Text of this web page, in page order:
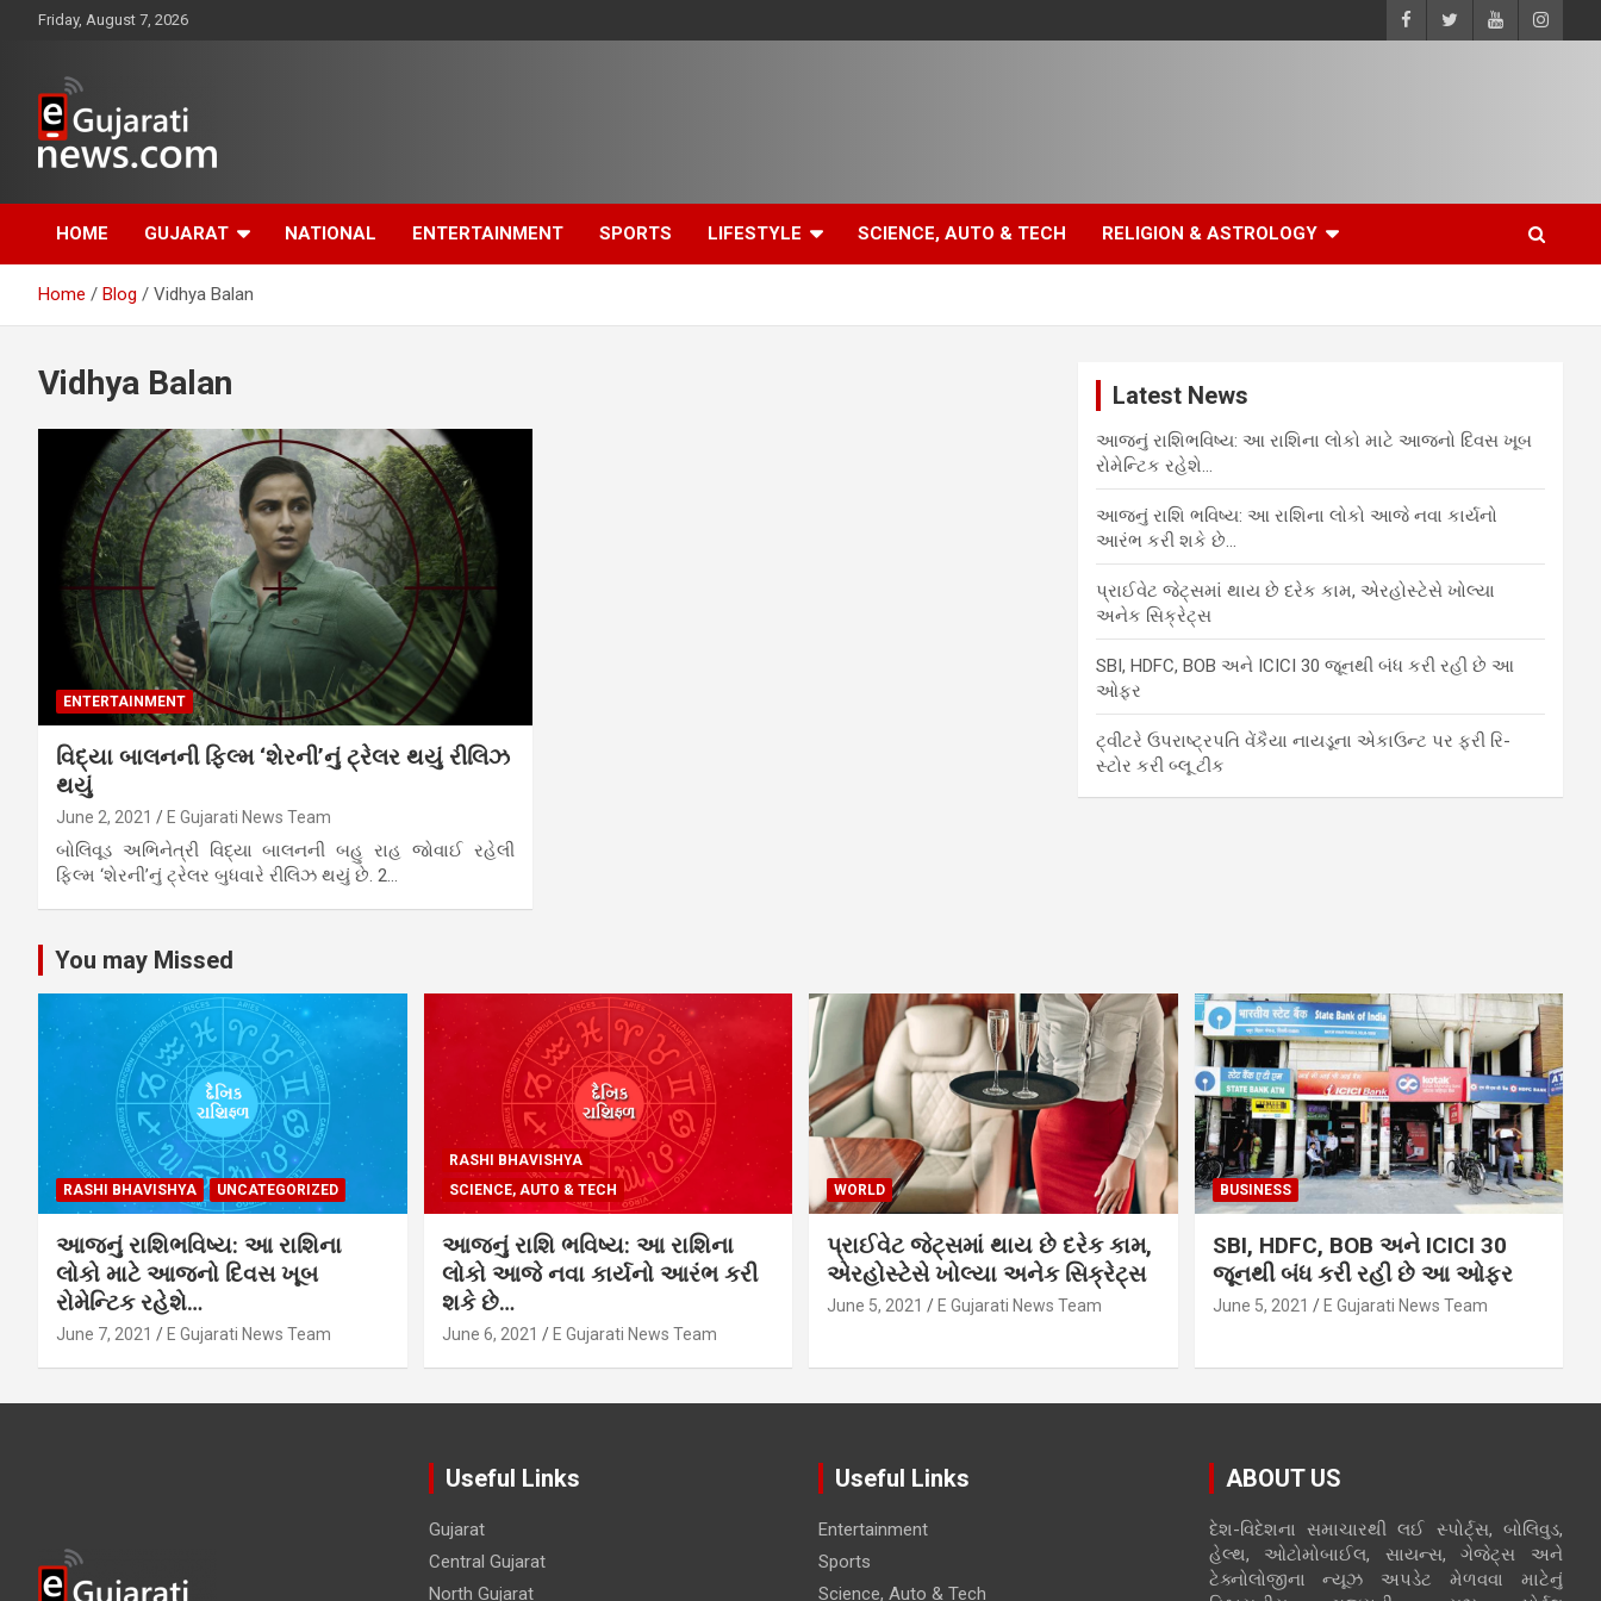
Friday, August 7, 2026
ગુજરાત તેમજ દેશ-
વિદેશના ગુજરાતી સમાચાર
માટેનું વિશ્વસનીય
ગુજરાતી ન્યૂઝ પોર્ટલ
HOME GUJARAT NATIONAL ENTERTAINMENT SPORTS LIFESTYLE SCIENCE, AUTO & TECH RELIGION & ASTROLOGY
Home Blog Vidhya Balan
Vidhya Balan
ENTERTAINMENT
વિદ્યા બાલનની ફિલ્મ ‘શેરની’નું ટ્રેલર થયું રીલિઝ
થયું
June 2, 2021 E Gujarati News Team
બોલિવૂડ અભિનેત્રી વિદ્યા બાલનની બહુ રાહ જોવાઈ રહેલી
ફિલ્મ ‘શેરની’નું ટ્રેલર બુધવારે રીલિઝ થયું છે. 2…
Latest News
આજનું રાશિભવિષ્ય: આ રાશિના લોકો માટે આજનો દિવસ ખૂબ
રોમેન્ટિક રહેશે…
આજનું રાશિ ભવિષ્ય: આ રાશિના લોકો આજે નવા કાર્યનો
આરંભ કરી શકે છે…
પ્રાઈવેટ જેટ્સમાં થાય છે દરેક કામ, એરહોસ્ટેસે ખોલ્યા
અનેક સિક્રેટ્સ
SBI, HDFC, BOB અને ICICI 30 જૂનથી બંધ કરી રહી છે આ
ઓફર
ટ્વીટરે ઉપરાષ્ટ્રપતિ વેંકૈયા નાયડૂના એકાઉન્ટ પર ફરી રિ-
સ્ટોર કરી બ્લૂ ટીક
You may Missed
RASHI BHAVISHYA UNCATEGORIZED
આજનું રાશિભવિષ્ય: આ રાશિના
લોકો માટે આજનો દિવસ ખૂબ
રોમેન્ટિક રહેશે…
June 7, 2021 E Gujarati News Team
RASHI BHAVISHYA
SCIENCE, AUTO & TECH
આજનું રાશિ ભવિષ્ય: આ રાશિના
લોકો આજે નવા કાર્યનો આરંભ કરી
શકે છે…
June 6, 2021 E Gujarati News Team
WORLD
પ્રાઈવેટ જેટ્સમાં થાય છે દરેક કામ,
એરહોસ્ટેસે ખોલ્યા અનેક સિક્રેટ્સ
June 5, 2021 E Gujarati News Team
BUSINESS
SBI, HDFC, BOB અને ICICI 30
જૂનથી બંધ કરી રહી છે આ ઓફર
June 5, 2021 E Gujarati News Team
Useful Links
Gujarat
Central Gujarat
North Gujarat
Useful Links
Entertainment
Sports
Science, Auto & Tech
ABOUT US
દેશ-વિદેશના સમાચારથી લઈ સ્પોર્ટ્સ, બોલિવુડ,
હેલ્થ, ઓટોમોબાઈલ, સાયન્સ, ગેજેટ્સ અને
ટેક્નોલોજીના ન્યૂઝ અપડેટ મેળવવા માટેનું